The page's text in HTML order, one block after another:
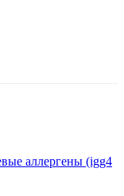
аллергены (igg4